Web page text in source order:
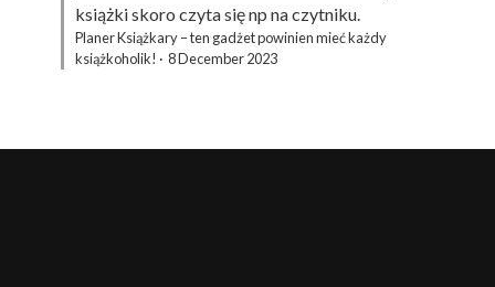
książki skoro czyta się np na czytniku.
Planer Książkary – ten gadżet powinien mieć każdy
książkoholik! · 8 December 2023